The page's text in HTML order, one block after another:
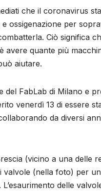
che il coronavirus
ossigenazione per
Ciò significa
avere quante più
aiutare.
del FabLab di Milano e
venerdì 13 di essere
da diversi
(vicino a una
valvole (nella foto) per
delle